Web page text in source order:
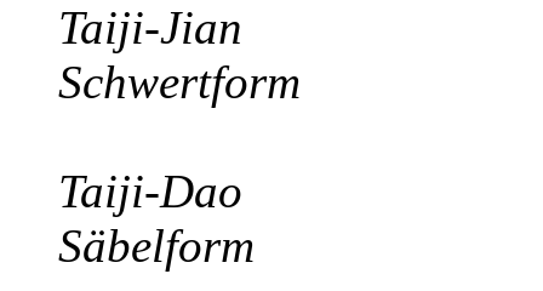
Taiji-Jian
Schwertform
Taiji-Dao
Säbelform